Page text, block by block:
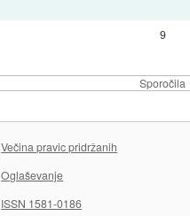
Sporočila
9
Večina pravic pridržanih
Oglaševanje
ISSN 1581-0186